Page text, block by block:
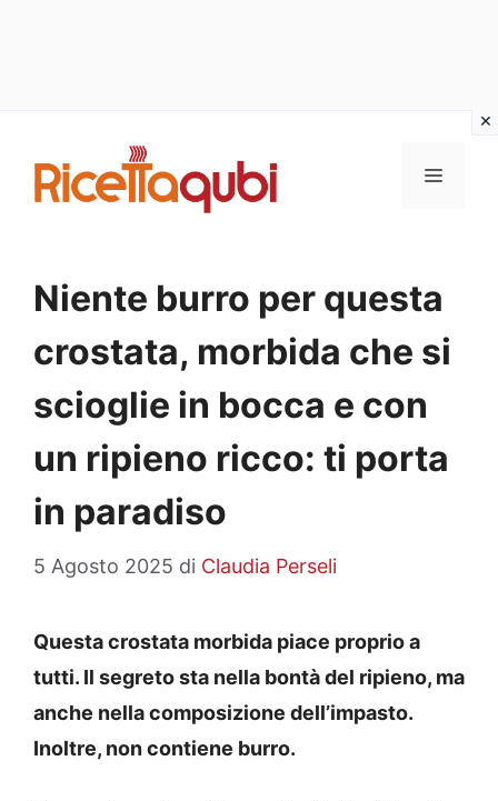
contenuto
MENU
Niente burro per questa
crostata, morbida che si
scioglie in bocca e con
un ripieno ricco: ti porta
in paradiso
5 Agosto 2025 di Claudia Perseli
Questa crostata morbida piace proprio a
tutti. Il segreto sta nella bontà del ripieno, ma
anche nella composizione dell’impasto.
Inoltre, non contiene burro.